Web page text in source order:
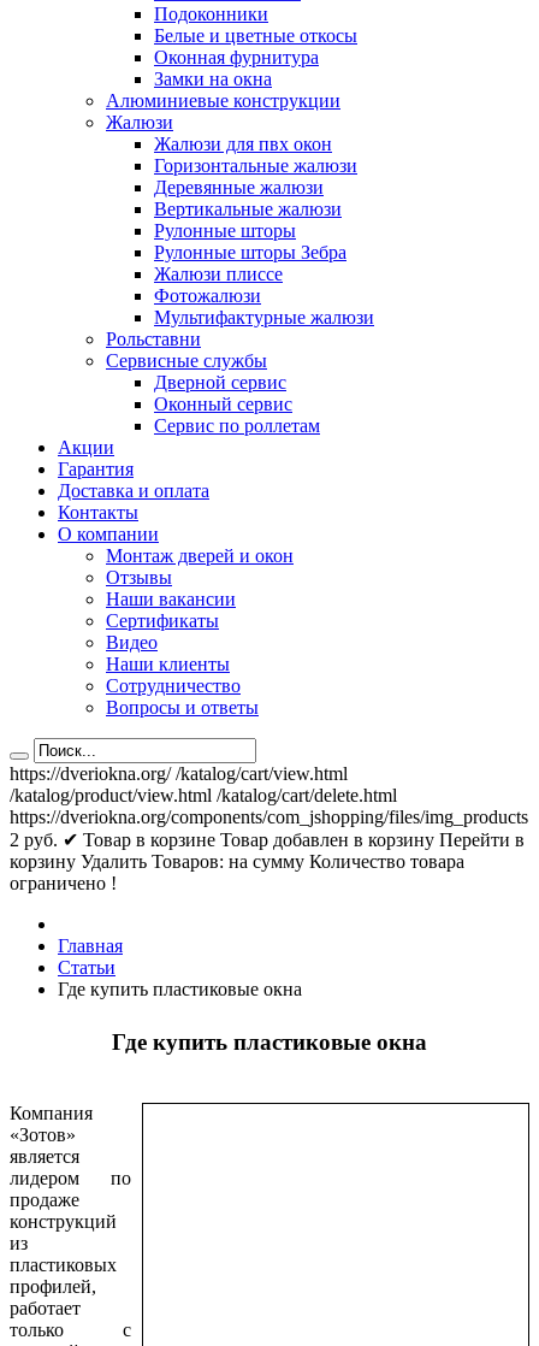
Подоконники
Белые и цветные откосы
Оконная фурнитура
Замки на окна
Алюминиевые конструкции
Жалюзи
Жалюзи для пвх окон
Горизонтальные жалюзи
Деревянные жалюзи
Вертикальные жалюзи
Рулонные шторы
Рулонные шторы Зебра
Жалюзи плиссе
Фотожалюзи
Мультифактурные жалюзи
Рольставни
Сервисные службы
Дверной сервис
Оконный сервис
Сервис по роллетам
Акции
Гарантия
Доставка и оплата
Контакты
О компании
Монтаж дверей и окон
Отзывы
Наши вакансии
Сертификаты
Видео
Наши клиенты
Сотрудничество
Вопросы и ответы
https://dveriokna.org/ /katalog/cart/view.html
/katalog/product/view.html /katalog/cart/delete.html
https://dveriokna.org/components/com_jshopping/files/img_products
2 руб. ✔ Товар в корзине Товар добавлен в корзину Перейти в
корзину Удалить Товаров: на сумму Количество товара
ограничено !
Главная
Статьи
Где купить пластиковые окна
Где купить пластиковые окна
Компания
«Зотов»
является
лидером по
продаже
конструкций
из
пластиковых
профилей,
работает
только с